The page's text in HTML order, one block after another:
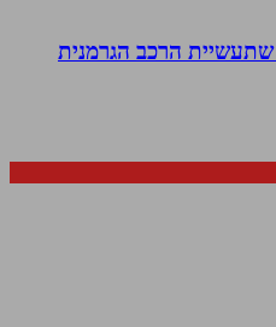
יו”ר הנהלת פולקסווגן / 50% שתעשיית הרכב הגרמנית